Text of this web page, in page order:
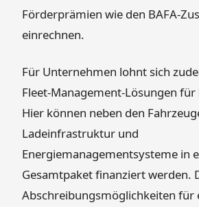
Förderprämien wie den BAFA-
einrechnen.
Für Unternehmen lohnt sich
Fleet-Management-Lösungen
Hier können neben den
Ladeinfrastruktur und
Energiemanagementsysteme in
Gesamtpaket finanziert werden.
Abschreibungsmöglichkeiten für